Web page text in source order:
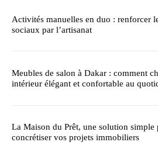
Activités manuelles en duo : renforcer
sociaux par l’artisanat
Meubles de salon à Dakar : comment
intérieur élégant et confortable au
La Maison du Prêt, une solution simple
concrétiser vos projets immobiliers